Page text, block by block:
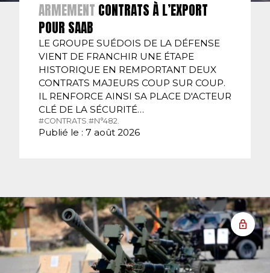
ARMEMENT CONTRATS À L’EXPORT
POUR SAAB
LE GROUPE SUÉDOIS DE LA DÉFENSE
VIENT DE FRANCHIR UNE ÉTAPE
HISTORIQUE EN REMPORTANT DEUX
CONTRATS MAJEURS COUP SUR COUP.
IL RENFORCE AINSI SA PLACE D'ACTEUR
CLÉ DE LA SÉCURITÉ…
#CONTRATS.#N°482.
Publié le : 7 août 2026